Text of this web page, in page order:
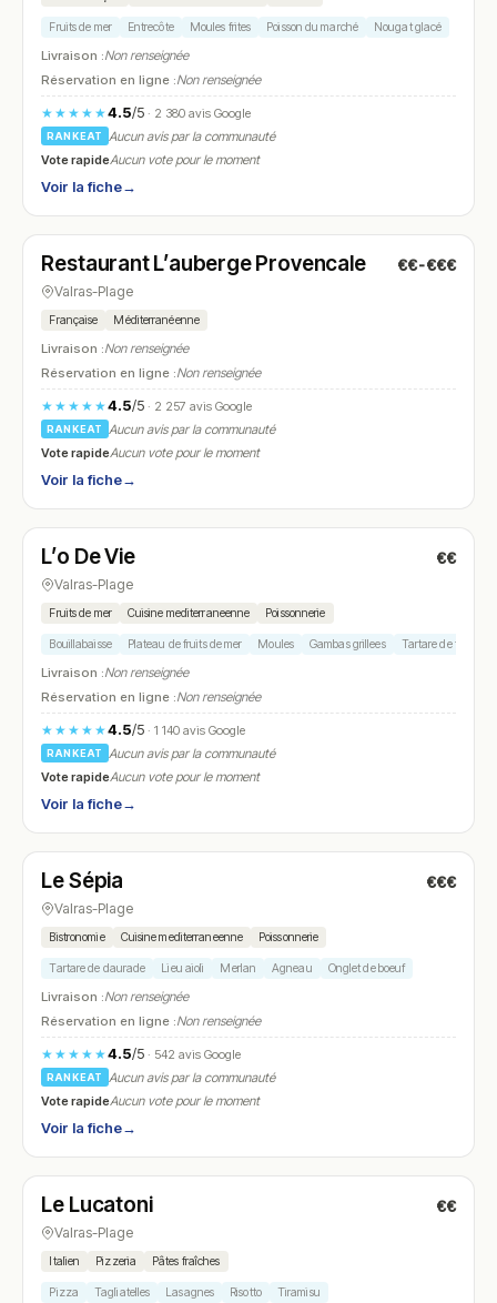
Fruits de mer Entrecôte Moules frites Poisson du marché Nougat glacé
Livraison :Non renseignée
Réservation en ligne :Non renseignée
★★★★★4.5/5· 2 380 avis Google
RANKEAT
Aucun avis par la communauté
Vote rapideAucun vote pour le moment
Voir la fiche→
N° 10
Restaurant L’auberge Provencale €€-€€€
Valras-Plage
Française Méditerranéenne
Livraison :Non renseignée
Réservation en ligne :Non renseignée
★★★★★4.5/5· 2 257 avis Google
RANKEAT
Aucun avis par la communauté
Vote rapideAucun vote pour le moment
Voir la fiche→
N° 11
L’o De Vie €€
Valras-Plage
Fruits de mer Cuisine mediterraneenne Poissonnerie
Bouillabaisse Plateau de fruits de mer Moules Gambas grillees Tartare de thon
Livraison :Non renseignée
Réservation en ligne :Non renseignée
★★★★★4.5/5· 1 140 avis Google
RANKEAT
Aucun avis par la communauté
Vote rapideAucun vote pour le moment
Voir la fiche→
N° 12
Le Sépia €€€
Valras-Plage
Bistronomie Cuisine mediterraneenne Poissonnerie
Tartare de daurade Lieu aioli Merlan Agneau Onglet de boeuf
Livraison :Non renseignée
Réservation en ligne :Non renseignée
★★★★★4.5/5· 542 avis Google
RANKEAT
Aucun avis par la communauté
Vote rapideAucun vote pour le moment
Voir la fiche→
N° 13
Le Lucatoni €€
Valras-Plage
Italien Pizzeria Pâtes fraîches
Pizza Tagliatelles Lasagnes Risotto Tiramisu